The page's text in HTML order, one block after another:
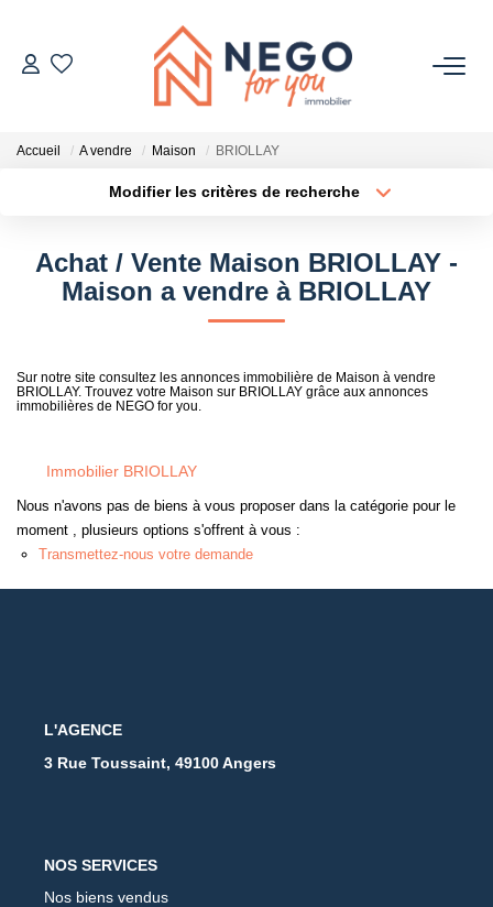
ACHETER
À PROPOS
Accueil A vendre Maison BRIOLLAY
Modifier les critères de recherche
Sélectionnez...
Type de bien
Surface min
Créer une alerte
Achat / Vente Maison BRIOLLAY -
Maison a vendre à BRIOLLAY
Sur notre site consultez les annonces immobilière de Maison à vendre
BRIOLLAY. Trouvez votre Maison sur BRIOLLAY grâce aux annonces
immobilières de NEGO for you.
Immobilier BRIOLLAY
Nous n'avons pas de biens à vous proposer dans la catégorie pour le
moment , plusieurs options s'offrent à vous :
Transmettez-nous votre demande
L'AGENCE
3 Rue Toussaint, 49100 Angers
NOS SERVICES
Nos biens vendus